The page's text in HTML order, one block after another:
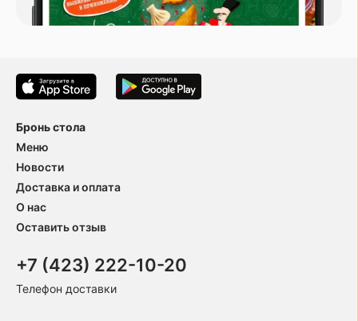
Бронь стола
Меню
Новости
Доставка и оплата
О нас
Оставить отзыв
+7 (423) 222-10-20
Телефон доставки